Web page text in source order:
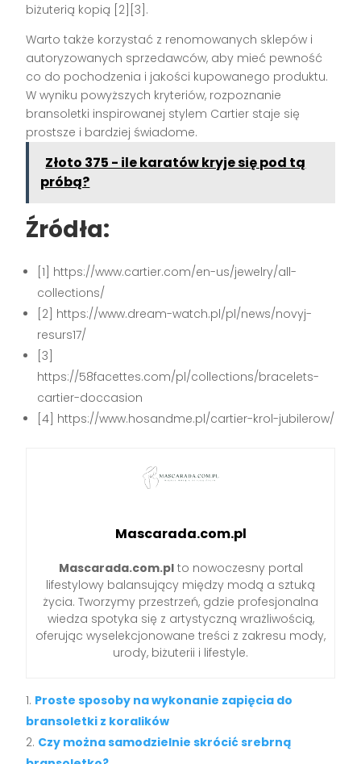
biżuterią kopią [2][3].
Warto także korzystać z renomowanych sklepów i
autoryzowanych sprzedawców, aby mieć pewność
co do pochodzenia i jakości kupowanego produktu.
W wyniku powyższych kryteriów, rozpoznanie
bransoletki inspirowanej stylem Cartier staje się
prostsze i bardziej świadome.
Złoto 375 - ile karatów kryje się pod tą
próbą?
Źródła:
[1] https://www.cartier.com/en-us/jewelry/all-
collections/
[2] https://www.dream-watch.pl/pl/news/novyj-
resurs17/
[3]
https://58facettes.com/pl/collections/bracelets-
cartier-doccasion
[4] https://www.hosandme.pl/cartier-krol-jubilerow/
Mascarada.com.pl
Mascarada.com.plto nowoczesny portal
lifestylowy balansujący między modą a sztuką
życia. Tworzymy przestrzeń, gdzie profesjonalna
wiedza spotyka się z artystyczną wrażliwością,
oferując wyselekcjonowane treści z zakresu mody,
urody, biżuterii i lifestyle.
Proste sposoby na wykonanie zapięcia do
bransoletki z koralików
Czy można samodzielnie skrócić srebrną